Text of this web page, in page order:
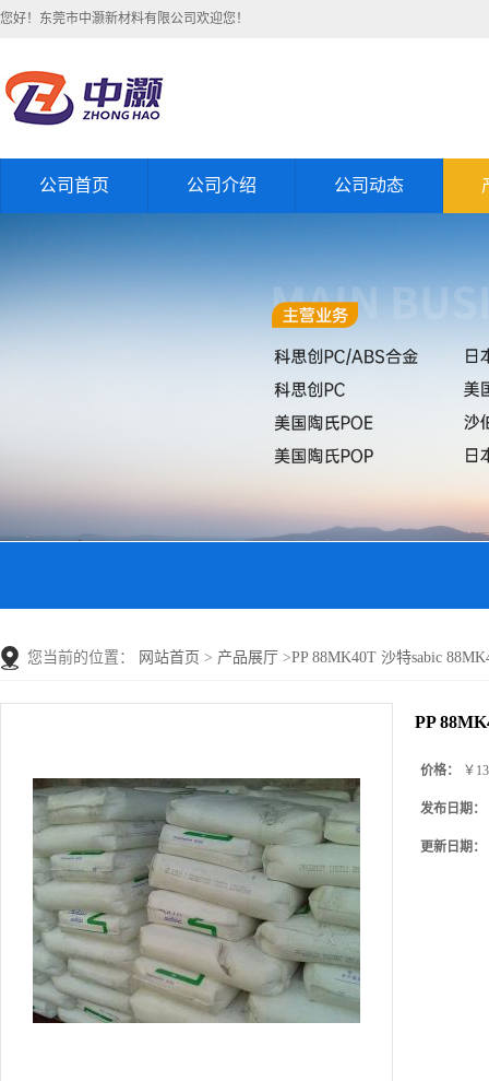
您好！东莞市中灏新材料有限公司欢迎您！
公司首页 公司介绍 公司动态
您当前的位置： 网站首页 > 产品展厅 >PP 88MK40T 沙特sabic
PP
价格： ￥
发布日期：
更新日期：